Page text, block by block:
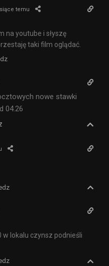
temu
na youtube i słyszę
taki film oglądać.
nowe stawki
04.26
w lokalu czynsz podnieśli